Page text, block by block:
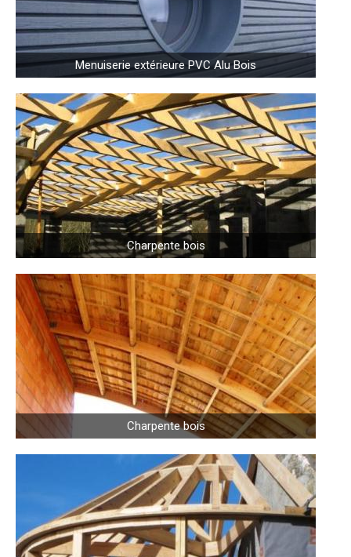
Menuiserie extérieure PVC Alu Bois
Charpente bois
Charpente bois